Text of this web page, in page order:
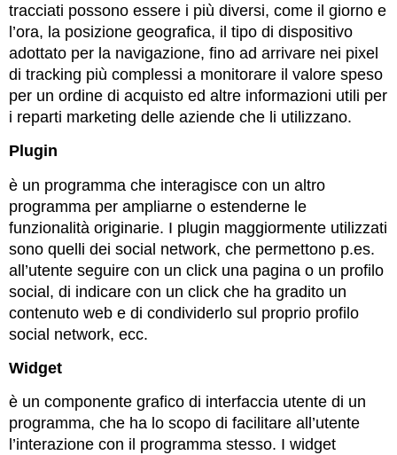
tracciati possono essere i più diversi, come il giorno e
l’ora, la posizione geografica, il tipo di dispositivo
adottato per la navigazione, fino ad arrivare nei pixel
di tracking più complessi a monitorare il valore speso
per un ordine di acquisto ed altre informazioni utili per
i reparti marketing delle aziende che li utilizzano.
Plugin
è un programma che interagisce con un altro
programma per ampliarne o estenderne le
funzionalità originarie. I plugin maggiormente utilizzati
sono quelli dei social network, che permettono p.es.
all’utente seguire con un click una pagina o un profilo
social, di indicare con un click che ha gradito un
contenuto web e di condividerlo sul proprio profilo
social network, ecc.
Widget
è un componente grafico di interfaccia utente di un
programma, che ha lo scopo di facilitare all’utente
l’interazione con il programma stesso. I widget